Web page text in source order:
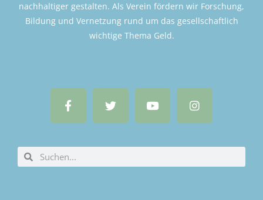
nachhaltiger gestalten. Als Verein fördern wir Forschung,
Bildung und Vernetzung rund um das gesellschaftlich
wichtige Thema Geld.